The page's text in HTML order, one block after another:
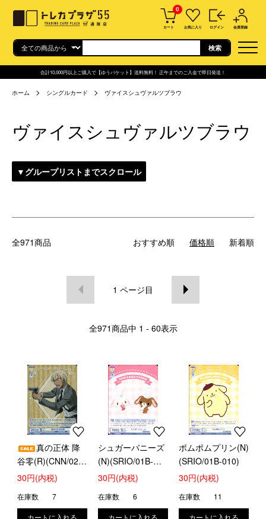
0
カート お気に入り ログイン 会員登録
合計10,000円以上ご購入で【ゆうパケット】送料無料！ 正午までのご入金で即日発送！
ホーム シングルカード ヴァイスシュヴァルツブラウ
ヴァイスシュヴァルツブラウ
▼グループリストまでスクロール
全971商品 おすすめ順 価格順 新着順
1 ページ目
全971商品中 1 - 60表示
真の正体 降
谷零(R)(CNN/02B-
003)
30円(内税)
在庫数 7
シュガーバニーズ
(N)(SRIO/01B-
009)
30円(内税)
在庫数 6
ポムポムプリン(N)
(SRIO/01B-010)
30円(内税)
在庫数 11